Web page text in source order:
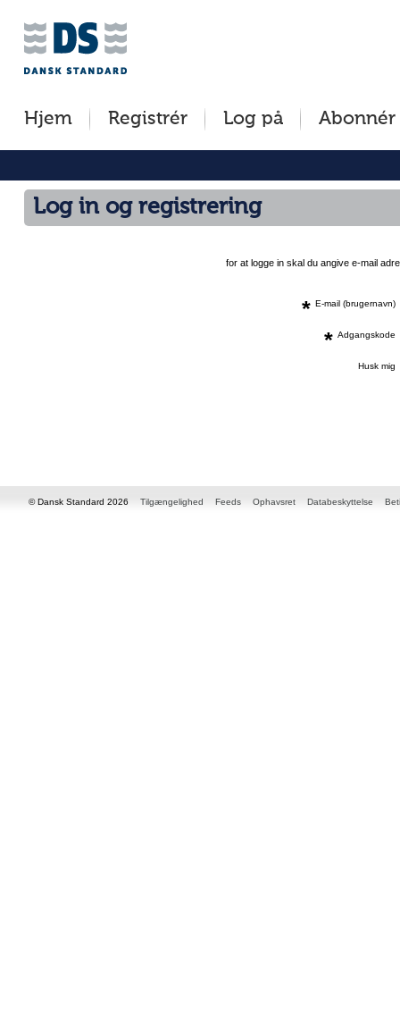
Jump
[s]Hjem Registrér Log på Abonnér
Log in og registrering
for at logge in skal du angive e-mail
* E-mail (brugernavn)
* Adgangskode
Husk mig
© Dansk Standard 2026 Tilgængelighed Feeds Ophavsret Databeskyttelse